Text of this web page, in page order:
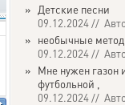
» Детские песни
09.12.2024 //
» необычные
09.12.2024 //
» Мне нужен газон
футбольной ,
09.12.2024 //